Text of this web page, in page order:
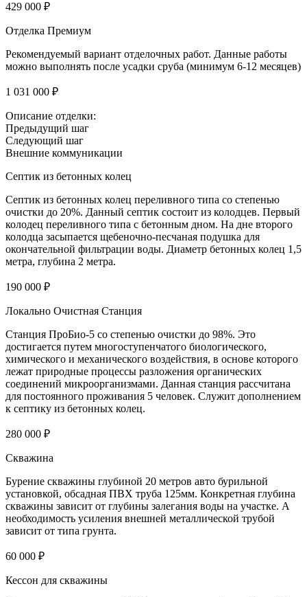
429 000 ₽
Отделка Премиум
Рекомендуемый вариант отделочных работ. Данные работы
можно выполнять после усадки сруба (минимум 6-12 месяцев)
1 031 000 ₽
Описание отделки:
Предыдущий шаг
Следующий шаг
Внешние коммуникации
Септик из бетонных колец
Септик из бетонных колец переливного типа со степенью
очистки до 20%. Данный септик состоит из колодцев. Первый
колодец переливного типа с бетонным дном. На дне второго
колодца засыпается щебеночно-песчаная подушка для
окончательной фильтрации воды. Диаметр бетонных колец 1,5
метра, глубина 2 метра.
190 000 ₽
Локально Очистная Станция
Станция ПроБио-5 со степенью очистки до 98%. Это
достигается путем многоступенчатого биологического,
химического и механического воздействия, в основе которого
лежат природные процессы разложения органических
соединений микроорганизмами. Данная станция рассчитана
для постоянного проживания 5 человек. Служит дополнением
к септику из бетонных колец.
280 000 ₽
Скважина
Бурение скважины глубиной 20 метров авто бурильной
установкой, обсадная ПВХ труба 125мм. Конкретная глубина
скважины зависит от глубины залегания воды на участке. А
необходимость усиления внешней металлической трубой
зависит от типа грунта.
60 000 ₽
Кессон для скважины